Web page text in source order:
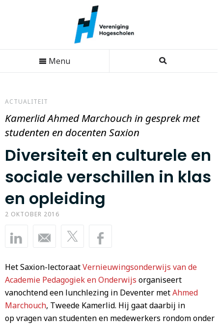
Menu
ACTUALITEIT
Kamerlid Ahmed Marchouch in gesprek met
studenten en docenten Saxion
Diversiteit en culturele en
sociale verschillen in klas
en opleiding
2 OKTOBER 2016
Het Saxion-lectoraatVernieuwingsonderwijs van de
Academie Pedagogiek en Onderwijs organiseert
vanochtend een lunchlezing in Deventer metAhmed
Marchouch, Tweede Kamerlid. Hij gaat daarbij in
op vragen van studenten en medewerkers rondom onder